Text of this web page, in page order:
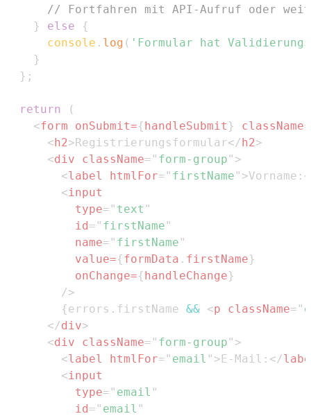
// Fortfahren mit API-Aufruf oder
}
else
{
console . log ( 'Formular hat
}
} ;
return
(
<form onSubmit={handleSubmit } className=
<h2>Registrierungsformular</h2>
<div className= " form-group " >
<label htmlFor= " firstName " >Vorname:
<input
type= " text "
id= " firstName "
name= " firstName "
value={formData . firstName}
onChange={handleChange}
/>
{errors . firstName && <p className= "
</div>
<div className= " form-group " >
<label htmlFor= " email " >E-Mail: </
<input
type= " email "
id= " email "